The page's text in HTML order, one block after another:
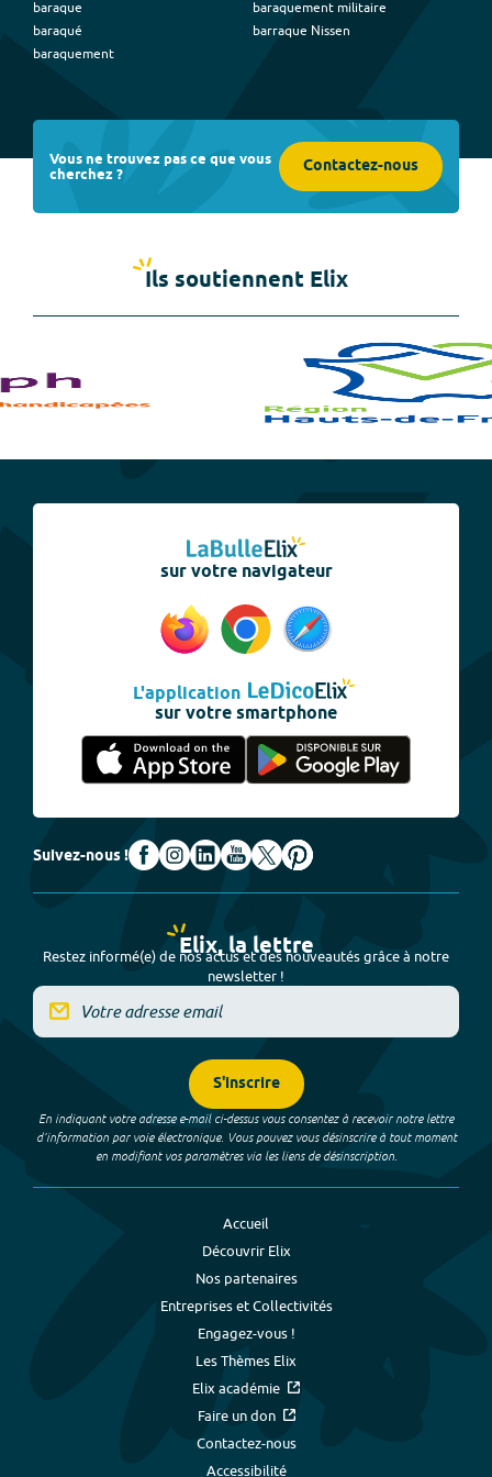
baraque
baraqué
baraquement
baraquement militaire
barraque Nissen
Vous ne trouvez pas ce que vous
cherchez ? Contactez-nous
Ils soutiennent Elix
sur votre navigateur
L'application
sur votre smartphone
Suivez-nous !
Elix, la lettre
Restez informé(e) de nos actus et des nouveautés grâce à notre
newsletter !
S'inscrire
En indiquant votre adresse e-mail ci-dessus vous consentez à recevoir notre lettre
d’information par voie électronique. Vous pouvez vous désinscrire à tout moment
en modifiant vos paramètres via les liens de désinscription.
Accueil
Découvrir Elix
Nos partenaires
Entreprises et Collectivités
Engagez-vous !
Les Thèmes Elix
Elix académie
Faire un don
Contactez-nous
Accessibilité